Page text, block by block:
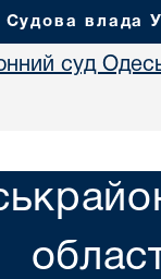
Судова влада
суд